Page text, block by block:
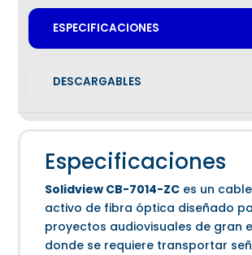
ESPECIFICACIONES
DESCARGABLES
Especificaciones
Solidview CB-7014-ZC es un cable
activo de fibra óptica diseñado
proyectos audiovisuales de gran
donde se requiere transportar